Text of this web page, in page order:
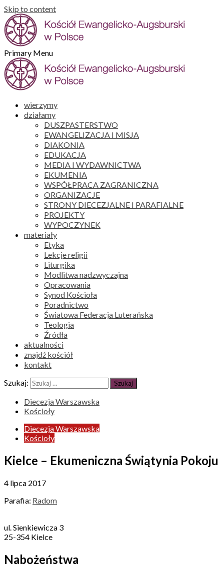
Skip to content
Primary Menu
wierzymy
działamy
DUSZPASTERSTWO
EWANGELIZACJA I MISJA
DIAKONIA
EDUKACJA
MEDIA I WYDAWNICTWA
EKUMENIA
WSPÓŁPRACA ZAGRANICZNA
ORGANIZACJE
STRONY DIECEZJALNE I PARAFIALNE
PROJEKTY
WYPOCZYNEK
materiały
Etyka
Lekcje religii
Liturgika
Modlitwa nadzwyczajna
Opracowania
Synod Kościoła
Poradnictwo
Światowa Federacja Luterańska
Teologia
Źródła
aktualności
znajdź kościół
kontakt
Szukaj:
Diecezja Warszawska
Kościoły
Diecezja Warszawska
Kościoły
Kielce – Ekumeniczna Świątynia Pokoju
4 lipca 2017
Parafia: Radom
ul. Sienkiewicza 3
25-354 Kielce
Nabożeństwa